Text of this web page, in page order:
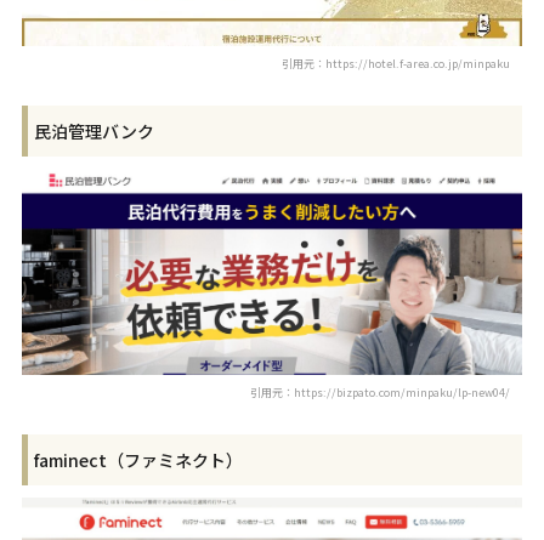
引用元：https://hotel.f-area.co.jp/minpaku
民泊管理バンク
引用元：https://bizpato.com/minpaku/lp-new04/
faminect（ファミネクト）